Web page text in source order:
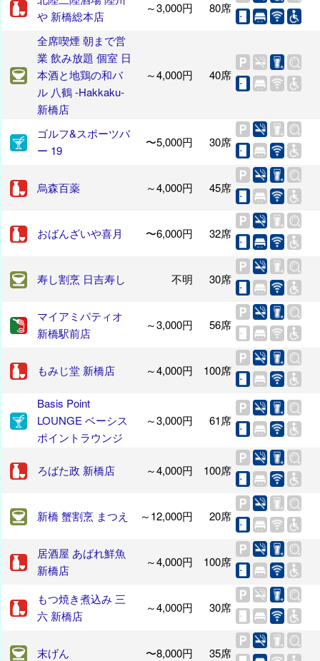
や 新橋総本店
～3,000円 80席
全席喫煙 朝まで営
業 飲み放題 個室 日
本酒と地鶏の和バ
ル 八鶴 -Hakkaku-
新橋店
～4,000円 40席
ゴルフ&スポーツバ
ー 19
〜5,000円 30席
烏森百薬 ～4,000円 45席
おばんざいや喜月 〜6,000円 32席
寿し割烹 日吉寿し 不明 30席
マイアミパティオ
新橋駅前店
～3,000円 56席
もみじ堂 新橋店 ～4,000円 100席
Basis Point
LOUNGE ベーシス
ポイントラウンジ
～3,000円 61席
ろばた政 新橋店 ～4,000円 100席
新橋 蟹割烹 まつえ ～12,000円 20席
居酒屋 あばれ鮮魚
新橋店
～4,000円 100席
もつ焼き煮込み 三
六 新橋店
～4,000円 30席
末げん 〜8,000円 35席